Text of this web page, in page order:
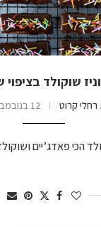
שוקולד בציפוי
רחלי קרוט 12 בנובמבר 2025
הכי פאדג’יים